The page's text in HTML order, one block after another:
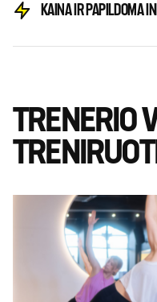
KAINA IR PAPILDOMA
TRENERIO